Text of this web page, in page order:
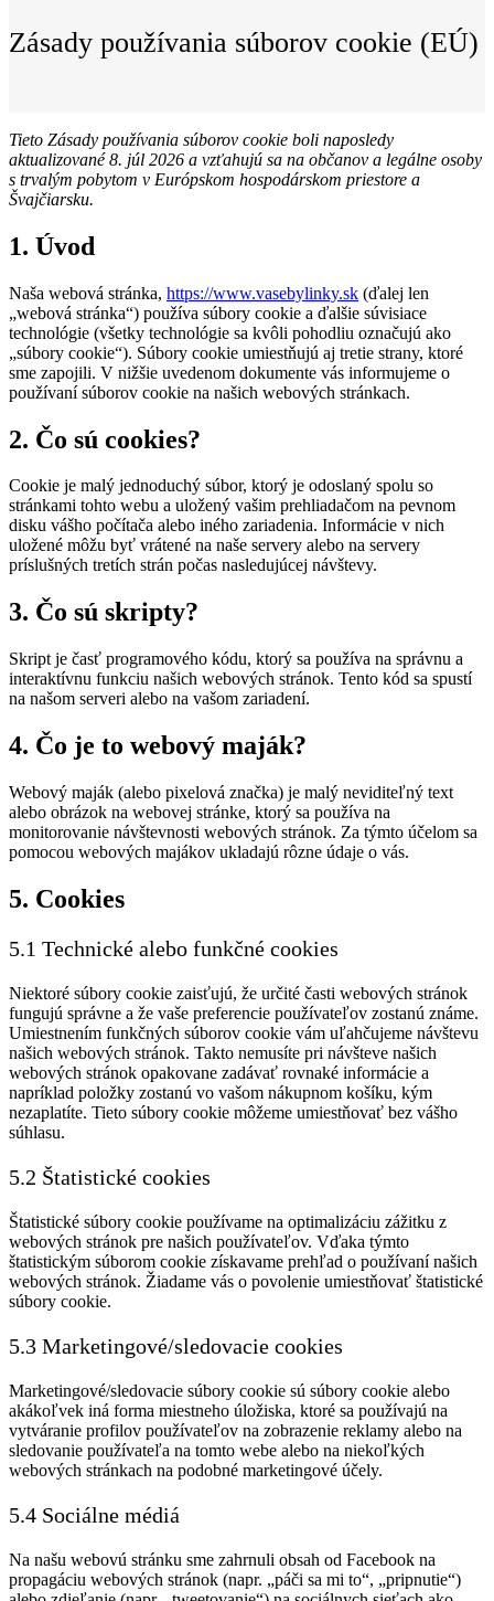
Zásady používania súborov cookie (EÚ)
Tieto Zásady používania súborov cookie boli naposledy
aktualizované 8. júl 2026 a vzťahujú sa na občanov a legálne osoby
s trvalým pobytom v Európskom hospodárskom priestore a
Švajčiarsku.
1. Úvod
Naša webová stránka, https://www.vasebylinky.sk (ďalej len
„webová stránka“) používa súbory cookie a ďalšie súvisiace
technológie (všetky technológie sa kvôli pohodliu označujú ako
„súbory cookie“). Súbory cookie umiestňujú aj tretie strany, ktoré
sme zapojili. V nižšie uvedenom dokumente vás informujeme o
používaní súborov cookie na našich webových stránkach.
2. Čo sú cookies?
Cookie je malý jednoduchý súbor, ktorý je odoslaný spolu so
stránkami tohto webu a uložený vašim prehliadačom na pevnom
disku vášho počítača alebo iného zariadenia. Informácie v nich
uložené môžu byť vrátené na naše servery alebo na servery
príslušných tretích strán počas nasledujúcej návštevy.
3. Čo sú skripty?
Skript je časť programového kódu, ktorý sa používa na správnu a
interaktívnu funkciu našich webových stránok. Tento kód sa spustí
na našom serveri alebo na vašom zariadení.
4. Čo je to webový maják?
Webový maják (alebo pixelová značka) je malý neviditeľný text
alebo obrázok na webovej stránke, ktorý sa používa na
monitorovanie návštevnosti webových stránok. Za týmto účelom sa
pomocou webových majákov ukladajú rôzne údaje o vás.
5. Cookies
5.1 Technické alebo funkčné cookies
Niektoré súbory cookie zaisťujú, že určité časti webových stránok
fungujú správne a že vaše preferencie používateľov zostanú známe.
Umiestnením funkčných súborov cookie vám uľahčujeme návštevu
našich webových stránok. Takto nemusíte pri návšteve našich
webových stránok opakovane zadávať rovnaké informácie a
napríklad položky zostanú vo vašom nákupnom košíku, kým
nezaplatíte. Tieto súbory cookie môžeme umiestňovať bez vášho
súhlasu.
5.2 Štatistické cookies
Štatistické súbory cookie používame na optimalizáciu zážitku z
webových stránok pre našich používateľov. Vďaka týmto
štatistickým súborom cookie získavame prehľad o používaní našich
webových stránok. Žiadame vás o povolenie umiestňovať štatistické
súbory cookie.
5.3 Marketingové/sledovacie cookies
Marketingové/sledovacie súbory cookie sú súbory cookie alebo
akákoľvek iná forma miestneho úložiska, ktoré sa používajú na
vytváranie profilov používateľov na zobrazenie reklamy alebo na
sledovanie používateľa na tomto webe alebo na niekoľkých
webových stránkach na podobné marketingové účely.
5.4 Sociálne médiá
Na našu webovú stránku sme zahrnuli obsah od Facebook na
propagáciu webových stránok (napr. „páči sa mi to“, „pripnutie“)